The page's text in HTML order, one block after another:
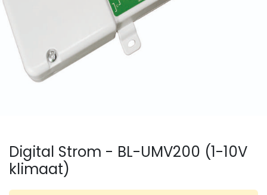
Digital Strom - BL-UMV200 (1-10V
klimaat)